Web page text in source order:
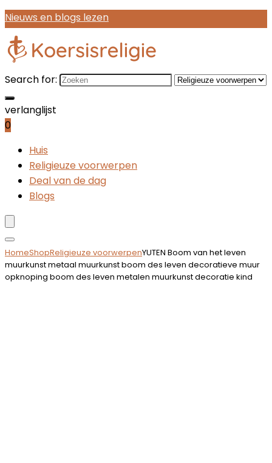
Nieuws en blogs lezen
Search for:
verlanglijst
0
Huis
Religieuze voorwerpen
Deal van de dag
Blogs
HomeShopReligieuze voorwerpenYUTEN Boom van het leven
muurkunst metaal muurkunst boom des leven decoratieve muur
opknoping boom des leven metalen muurkunst decoratie kind